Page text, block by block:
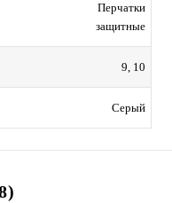
Перчатки
защитные
9, 10
Серый